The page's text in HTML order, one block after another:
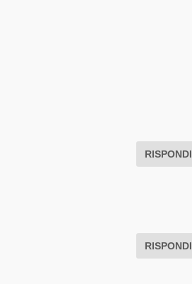
RISPONDI
RISPONDI